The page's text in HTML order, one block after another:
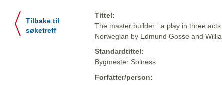
Tilbake til
søketreff
Tittel:
The master builder : a play in three
Norwegian by Edmund Gosse and
Standardtittel:
Bygmester Solness
Forfatter/person: